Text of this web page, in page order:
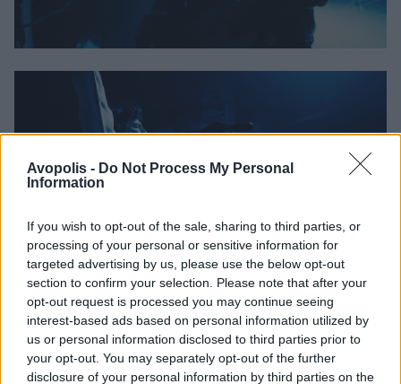
Avopolis - Do Not Process My Personal
Information
If you wish to opt-out of the sale, sharing to third parties, or
processing of your personal or sensitive information for
targeted advertising by us, please use the below opt-out
section to confirm your selection. Please note that after your
opt-out request is processed you may continue seeing
interest-based ads based on personal information utilized by
us or personal information disclosed to third parties prior to
your opt-out. You may separately opt-out of the further
disclosure of your personal information by third parties on the
Οι ίδιοι μιας αποχαιρέτησαν με το καθιερωμένο
encore των “The Crown” και “Ephemeral Joys”.